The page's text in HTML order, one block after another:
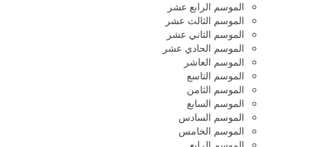
الموسم الرابع عشر
الموسم الثالث عشر
الموسم الثاني عشر
الموسم الحادي عشر
الموسم العاشر
الموسم التاسع
الموسم الثامن
الموسم السابع
الموسم السادس
الموسم الخامس